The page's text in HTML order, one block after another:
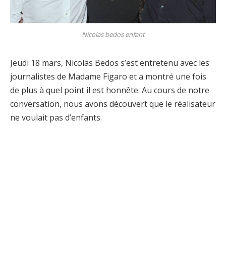
Nicolas bedos enfant
Jeudi 18 mars, Nicolas Bedos s’est entretenu avec les
journalistes de Madame Figaro et a montré une fois
de plus à quel point il est honnête. Au cours de notre
conversation, nous avons découvert que le réalisateur
ne voulait pas d’enfants.